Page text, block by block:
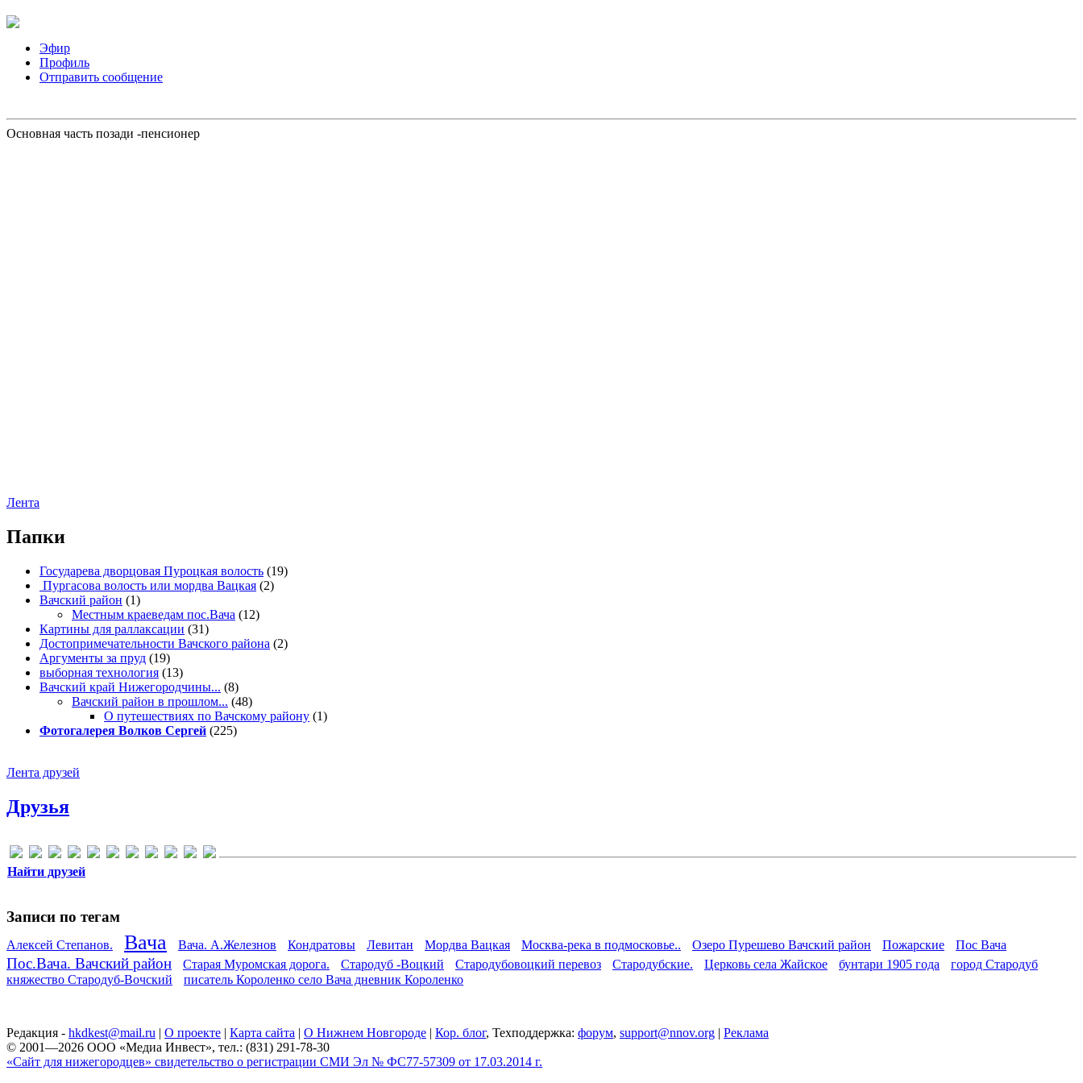
Эфир
Профиль
Отправить сообщение
Основная часть позади -пенсионер
Лента
Папки
Государева дворцовая Пуроцкая волость (19)
Пургасова волость или мордва Вацкая (2)
Вачский район (1)
Местным краеведам пос.Вача (12)
Картины для раллаксации (31)
Достопримечательности Вачского района (2)
Аргументы за пруд (19)
выборная технология (13)
Вачский край Нижегородчины... (8)
Вачский район в прошлом... (48)
О путешествиях по Вачскому району (1)
Фотогалерея Волков Сергей (225)
Лента друзей
Друзья
Найти друзей
Записи по тегам
Алексей Степанов. Вача Вача. А.Железнов Кондратовы Левитан Мордва Вацкая Москва-река в подмосковье.. Озеро Пурешево Вачский район Пожарские Пос Вача
Пос.Вача. Вачский район Старая Муромская дорога. Стародуб -Воцкий Стародубовоцкий перевоз Стародубские. Церковь села Жайское бунтари 1905 года
город Стародуб
княжество Стародуб-Вочский
писатель Короленко село Вача дневник Короленко
Редакция - hkdkest@mail.ru | О проекте | Карта сайта | О Нижнем Новгороде | Кор. блог, Техподдержка: форум, support@nnov.org | Реклама
© 2001—2026 ООО «Медиа Инвест», тел.: (831) 291-78-30
«Сайт для нижегородцев» свидетельство о регистрации СМИ Эл № ФС77-57309 от 17.03.2014 г.